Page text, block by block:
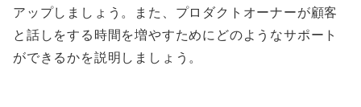
アップしましょう。また、プロダクトオーナーが顧客
と話しをする時間を増やすためにどのようなサポート
ができるかを説明しましょう。